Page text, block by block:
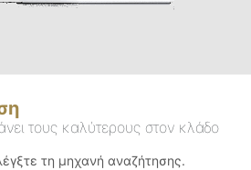
τους καλύτερους στον κλάδο
τη μηχανή αναζήτησης.